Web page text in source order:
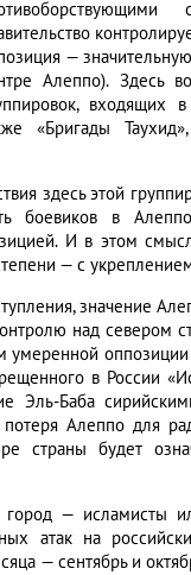
—
Алеппо). Здесь
входящих
«Бригады
здесь этой
боевиков в
И в этом
— с
значение
над севером
умеренной
в России
Эль-Баба
Алеппо для
страны будет
город — исламисты
атак на
— сентябрь и